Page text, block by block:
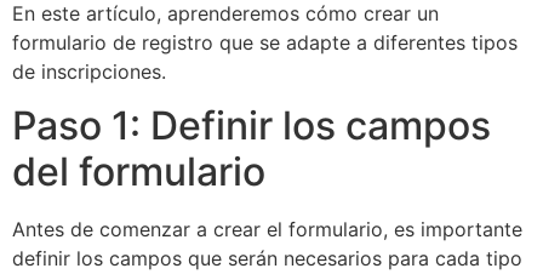
En este artículo, aprenderemos cómo crear un
formulario de registro que se adapte a diferentes tipos
de inscripciones.
Paso 1: Definir los campos
del formulario
Antes de comenzar a crear el formulario, es importante
definir los campos que serán necesarios para cada tipo